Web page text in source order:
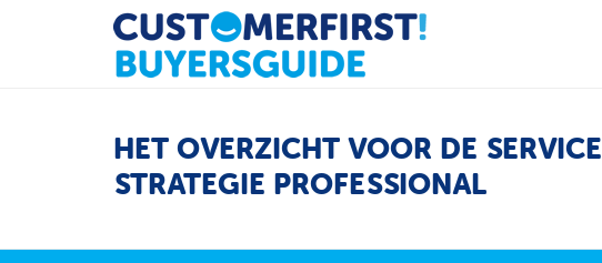
HET OVERZICHT VOOR DE SERVICE
STRATEGIE PROFESSIONAL